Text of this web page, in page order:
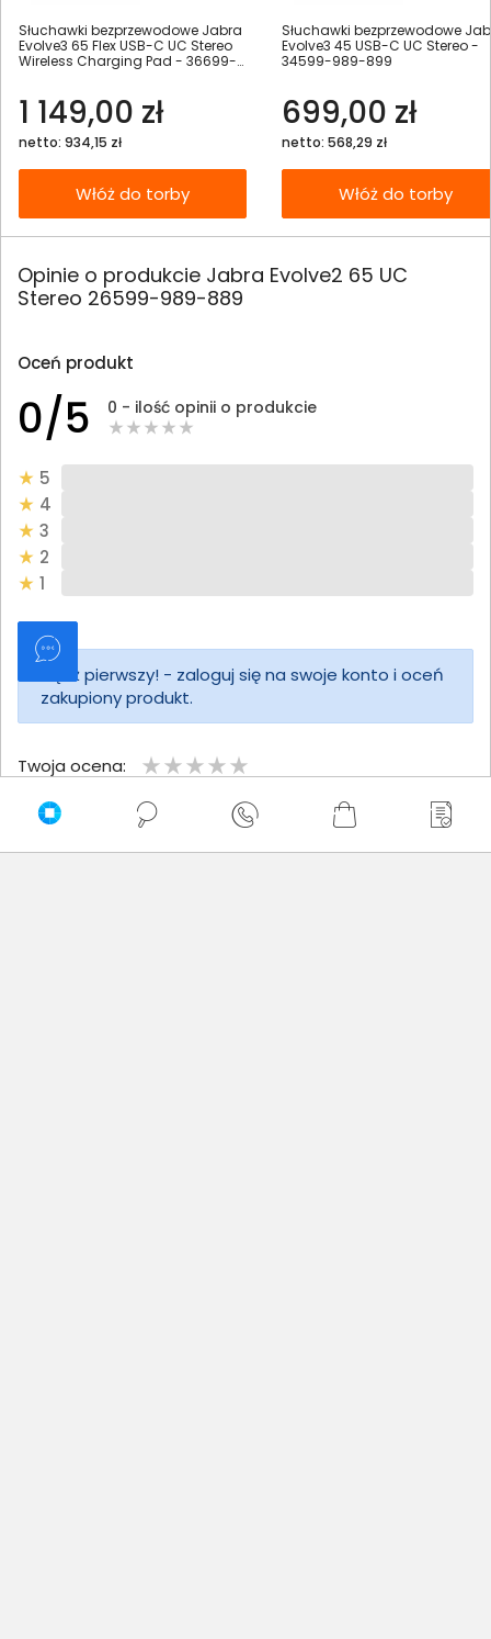
Słuchawki bezprzewodowe Jabra
Evolve3 65 Flex USB-C UC Stereo
Wireless Charging Pad - 36699-
1 149,00 zł
netto: 934,15 zł
Włóż do torby
Słuchawki bezprzewodowe
Evolve3 45 USB-C UC Stereo -
34599-989-899
699,00 zł
netto: 568,29 zł
Włóż do torby
Opinie o produkcie Jabra Evolve2 65 UC
Stereo 26599-989-889
Oceń produkt
0/5 0 - ilość opinii o produkcie
5
4
3
2
1
Bądź pierwszy! - zaloguj się na swoje konto i oceń
zakupiony produkt.
Twoja ocena:
Twoje imię